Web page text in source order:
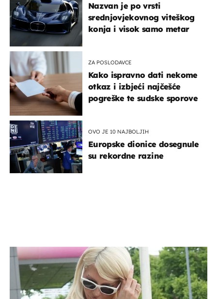
Nazvan je po vrsti
srednjovjekovnog viteškog
konja i visok samo metar
ZA POSLODAVCE
Kako ispravno dati nekome
otkaz i izbjeći najčešće
pogreške te sudske sporove
OVO JE 10 NAJBOLJIH
Europske dionice dosegnule
su rekordne razine